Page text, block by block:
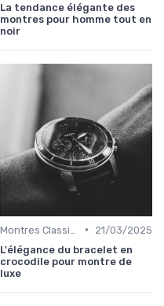
La tendance élégante des
montres pour homme tout en
noir
•
21/03/2025
L'élégance du bracelet en
crocodile pour montre de
luxe